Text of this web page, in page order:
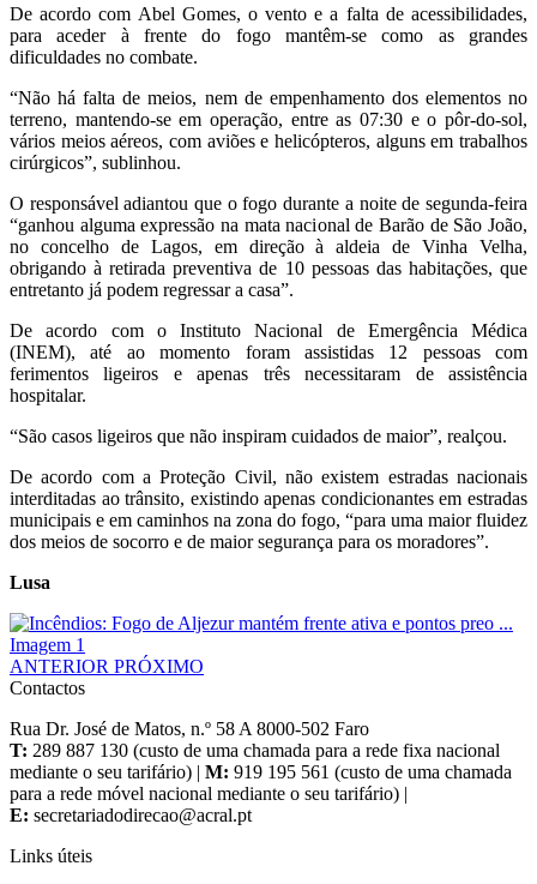
De acordo com Abel Gomes, o vento e a falta de acessibilidades,
para aceder à frente do fogo mantêm-se como as grandes
dificuldades no combate.
“Não há falta de meios, nem de empenhamento dos elementos no
terreno, mantendo-se em operação, entre as 07:30 e o pôr-do-sol,
vários meios aéreos, com aviões e helicópteros, alguns em trabalhos
cirúrgicos”, sublinhou.
O responsável adiantou que o fogo durante a noite de segunda-feira
“ganhou alguma expressão na mata nacional de Barão de São João,
no concelho de Lagos, em direção à aldeia de Vinha Velha,
obrigando à retirada preventiva de 10 pessoas das habitações, que
entretanto já podem regressar a casa”.
De acordo com o Instituto Nacional de Emergência Médica
(INEM), até ao momento foram assistidas 12 pessoas com
ferimentos ligeiros e apenas três necessitaram de assistência
hospitalar.
“São casos ligeiros que não inspiram cuidados de maior”, realçou.
De acordo com a Proteção Civil, não existem estradas nacionais
interditadas ao trânsito, existindo apenas condicionantes em estradas
municipais e em caminhos na zona do fogo, “para uma maior fluidez
dos meios de socorro e de maior segurança para os moradores”.
Lusa
ANTERIOR PRÓXIMO
Contactos
Rua Dr. José de Matos, n.º 58 A 8000-502 Faro
T: 289 887 130 (custo de uma chamada para a rede fixa nacional
mediante o seu tarifário) | M: 919 195 561 (custo de uma chamada
para a rede móvel nacional mediante o seu tarifário) |
E:
Links úteis